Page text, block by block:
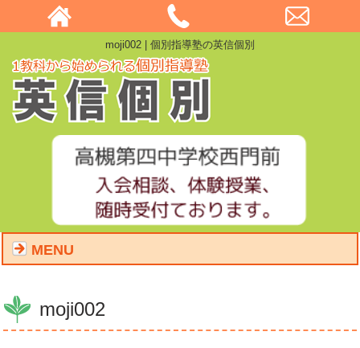
moji002 | 個別指導塾の英信個別
MENU
moji002